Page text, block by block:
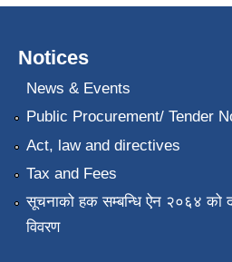
Notices
News & Events
Public Procurement/ Tender
Act, law and directives
Tax and Fees
सूचनाको हक सम्बन्धि ऐन २०६४ को
विवरण